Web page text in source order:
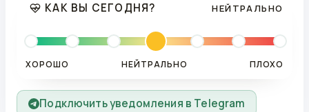
КАК ВЫ СЕГОДНЯ? НЕЙТРАЛЬНО
ХОРОШО НЕЙТРАЛЬНО ПЛОХО
Подключить уведомления в Telegram